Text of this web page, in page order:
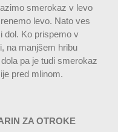
smerokaz v levo
levo. Nato ves
dol. Ko prispemo v
na manjšem hribu
pa je tudi smerokaz
pred mlinom.
ZA OTROKE